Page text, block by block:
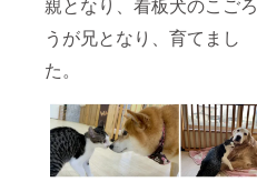
親となり、看板犬のこごろ
うが兄となり、育てまし
た。